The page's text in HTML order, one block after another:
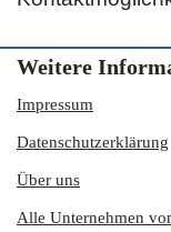
Weitere
Impressum
Datenschutzerklärung
Über uns
Alle Unternehmen